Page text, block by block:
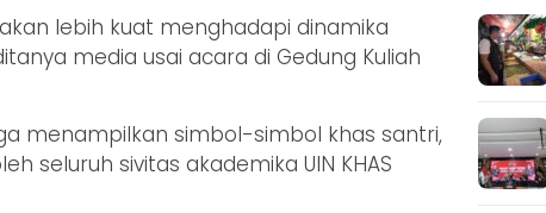
lebih kuat menghadapi dinamika
media usai acara di Gedung Kuliah
menampilkan simbol-simbol khas santri,
seluruh sivitas akademika UIN KHAS